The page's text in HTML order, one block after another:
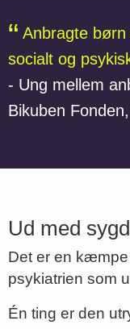
Anbragte
socialt og
- Ung mellem
Bikuben
Ud med
Det er en
psykiatrien som
Én ting er den